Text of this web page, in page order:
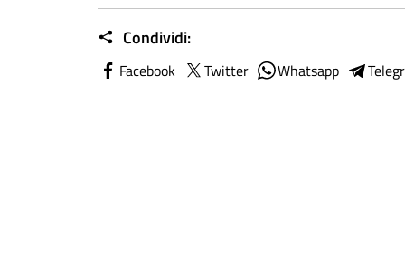
Condividi:
Facebook Twitter Whatsapp